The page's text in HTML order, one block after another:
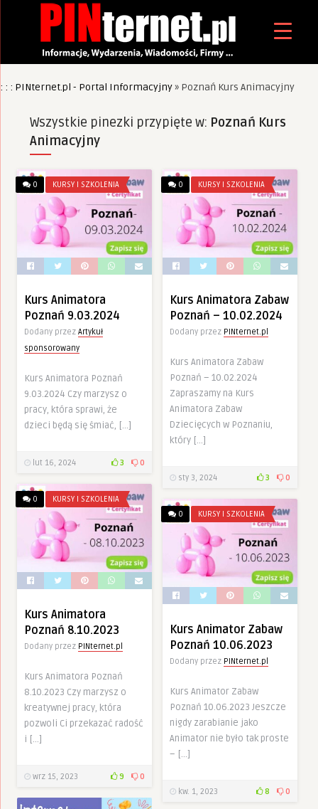
: : : PINternet.pl - Portal Informacyjny» Poznań Kurs Animacyjny
Wszystkie pinezki przypięte w: Poznań Kurs
Animacyjny
0 KURSY I SZKOLENIA
Kurs Animatora
Poznań 9.03.2024
Dodany przez Artykuł
sponsorowany
Kurs Animatora Poznań
9.03.2024 Czy marzysz o
pracy, która sprawi, że
dzieci będą się śmiać, […]
lut 16, 2024 3 0
0 KURSY I SZKOLENIA
Kurs Animatora Zabaw
Poznań – 10.02.2024
Dodany przez PINternet.pl
Kurs Animatora Zabaw
Poznań – 10.02.2024
Zapraszamy na Kurs
Animatora Zabaw
Dziecięcych w Poznaniu,
który […]
sty 3, 2024 3 0
0 KURSY I SZKOLENIA
Kurs Animatora
Poznań 8.10.2023
Dodany przez PINternet.pl
Kurs Animatora Poznań
8.10.2023 Czy marzysz o
kreatywnej pracy, która
pozwoli Ci przekazać radość
i […]
wrz 15, 2023 9 0
0 KURSY I SZKOLENIA
Kurs Animator Zabaw
Poznań 10.06.2023
Dodany przez PINternet.pl
Kurs Animator Zabaw
Poznań 10.06.2023 Jeszcze
nigdy zarabianie jako
Animator nie było tak proste
– […]
kw. 1, 2023 8 0